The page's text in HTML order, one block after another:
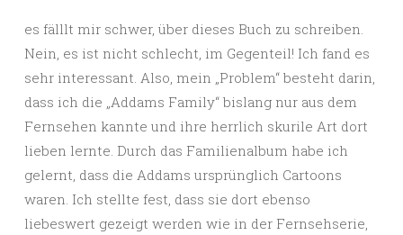
es fälllt mir schwer, über dieses Buch zu schreiben.
Nein, es ist nicht schlecht, im Gegenteil! Ich fand es
sehr interessant. Also, mein „Problem“ besteht darin,
dass ich die „Addams Family“ bislang nur aus dem
Fernsehen kannte und ihre herrlich skurile Art dort
lieben lernte. Durch das Familienalbum habe ich
gelernt, dass die Addams ursprünglich Cartoons
waren. Ich stellte fest, dass sie dort ebenso
liebeswert gezeigt werden wie in der Fernsehserie,